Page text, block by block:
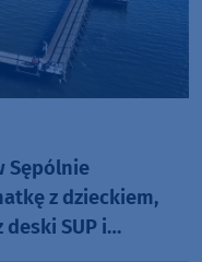
Sępólnie
z dzieckiem,
SUP i